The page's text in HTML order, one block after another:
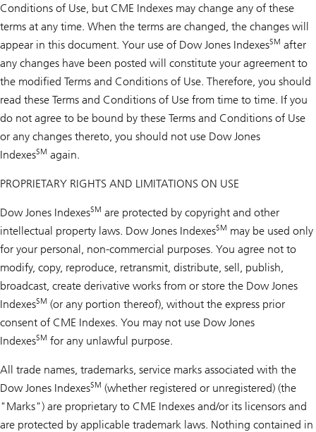
Conditions of Use, but CME Indexes may change any of these
terms at any time. When the terms are changed, the changes will
appear in this document. Your use of Dow Jones IndexesSM after
any changes have been posted will constitute your agreement to
the modified Terms and Conditions of Use. Therefore, you should
read these Terms and Conditions of Use from time to time. If you
do not agree to be bound by these Terms and Conditions of Use
or any changes thereto, you should not use Dow Jones
IndexesSM again.
PROPRIETARY RIGHTS AND LIMITATIONS ON USE
Dow Jones IndexesSM are protected by copyright and other
intellectual property laws. Dow Jones IndexesSM may be used only
for your personal, non-commercial purposes. You agree not to
modify, copy, reproduce, retransmit, distribute, sell, publish,
broadcast, create derivative works from or store the Dow Jones
IndexesSM (or any portion thereof), without the express prior
consent of CME Indexes. You may not use Dow Jones
IndexesSM for any unlawful purpose.
All trade names, trademarks, service marks associated with the
Dow Jones IndexesSM (whether registered or unregistered) (the
"Marks") are proprietary to CME Indexes and/or its licensors and
are protected by applicable trademark laws. Nothing contained in